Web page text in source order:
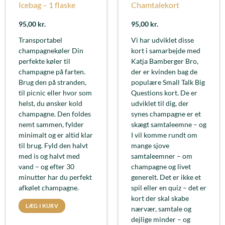
Icebag – 1 flaske
95,00 kr.
Transportabel
champagnekøler Din
perfekte køler til
champagne på farten.
Brug den på stranden,
til picnic eller hvor som
helst, du ønsker kold
champagne. Den foldes
nemt sammen, fylder
minimalt og er altid klar
til brug. Fyld den halvt
med is og halvt med
vand – og efter 30
minutter har du perfekt
afkølet champagne.
LÆG I KURV
Chamtalekort
95,00 kr.
Vi har udviklet disse
kort i samarbejde med
Katja Bamberger Bro,
der er kvinden bag de
populære Small Talk Big
Questions kort. De er
udviklet til dig, der
synes champagne er et
skægt samtaleemne – og
I vil komme rundt om
mange sjove
samtaleemner – om
champagne og livet
generelt. Det er ikke et
spil eller en quiz – det er
kort der skal skabe
nærvær, samtale og
dejlige minder – og